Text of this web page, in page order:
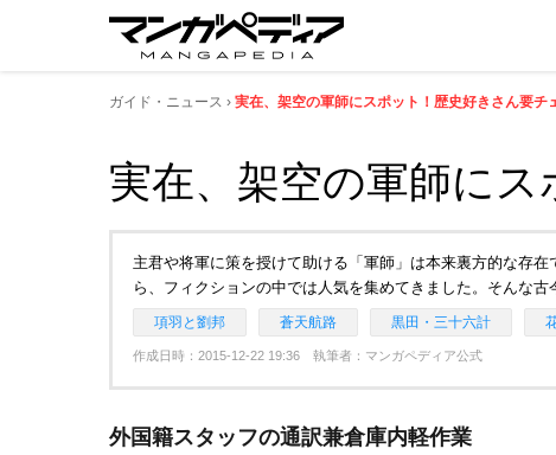
ガイド・ニュース 実在、架空の軍師にスポット！歴史好きさん要チ
実在、架空の軍師に
主君や将軍に策を授けて助ける「軍師」は本来裏方的な存
ら、フィクションの中では人気を集めてきました。そんな古
項羽と劉邦 蒼天航路 黒田・三十六計
作成日時：2015-12-22 19:36 執筆者：マンガペディア公式
外国籍スタッフの通訳兼倉庫内軽作業